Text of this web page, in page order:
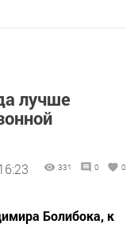
лучше
331 0 0
Болибока, к